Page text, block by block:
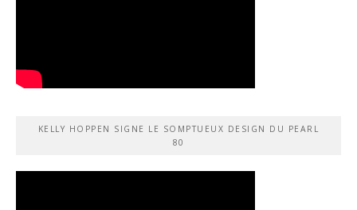
KELLY HOPPEN SIGNE LE SOMPTUEUX DESIGN DU PEARL
80